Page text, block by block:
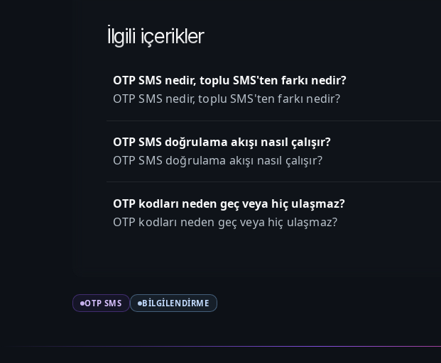
İlgili içerikler
OTP SMS nedir, toplu SMS'ten farkı nedir?
OTP SMS nedir, toplu SMS'ten farkı nedir?
OTP SMS doğrulama akışı nasıl çalışır?
OTP SMS doğrulama akışı nasıl çalışır?
OTP kodları neden geç veya hiç ulaşmaz?
OTP kodları neden geç veya hiç ulaşmaz?
OTP SMS BILGILENDIRME